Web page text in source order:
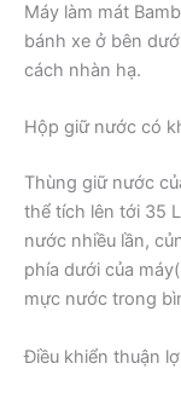
Máy làm mát
bánh xe ở bên
cách nhàn hạ.
Hộp giữ nước có
Thùng giữ nước
thể tích lên tới 35
nước nhiều lần,
phía dưới của
mực nước trong
Điều khiển thuận